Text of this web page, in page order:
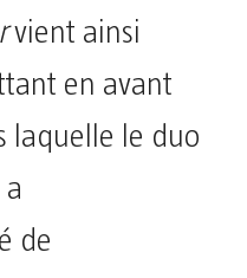
vient ainsi
en avant
laquelle le duo
de